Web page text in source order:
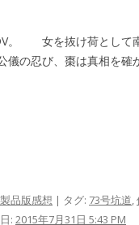
。 女を抜け荷として
儀の忍び、棗は真相を確
製品版感想 | タグ: 73号坑道,
: 2015年7月31日 5:43 PM